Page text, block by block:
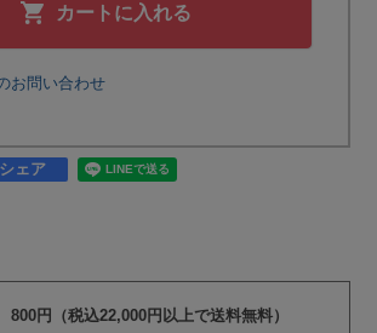
カートに入れる
お問い合わせ
シェア
800円（税込22,000円以上で送料無料）